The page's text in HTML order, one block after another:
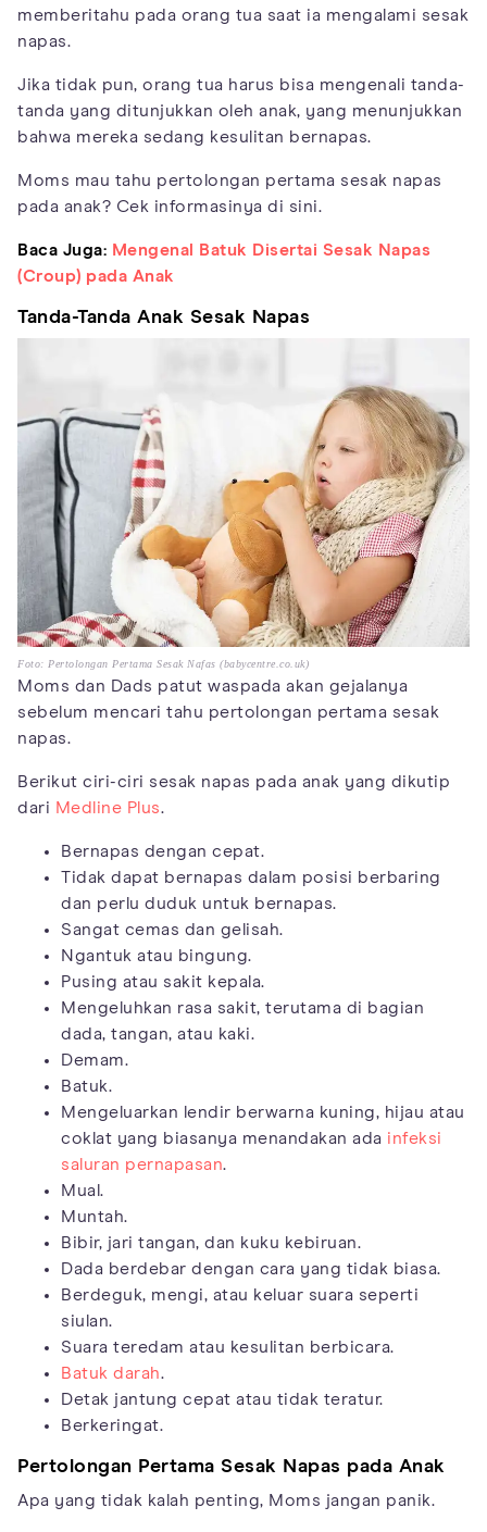
memberitahu pada orang tua saat ia mengalami sesak
napas.
Jika tidak pun, orang tua harus bisa mengenali tanda-
tanda yang ditunjukkan oleh anak, yang menunjukkan
bahwa mereka sedang kesulitan bernapas.
Moms mau tahu pertolongan pertama sesak napas
pada anak? Cek informasinya di sini.
Baca Juga: Mengenal Batuk Disertai Sesak Napas
(Croup) pada Anak
Tanda-Tanda Anak Sesak Napas
Foto: Pertolongan Pertama Sesak Nafas (babycentre.co.uk)
Moms dan Dads patut waspada akan gejalanya
sebelum mencari tahu pertolongan pertama sesak
napas.
Berikut ciri-ciri sesak napas pada anak yang dikutip
dari Medline Plus.
Bernapas dengan cepat.
Tidak dapat bernapas dalam posisi berbaring
dan perlu duduk untuk bernapas.
Sangat cemas dan gelisah.
Ngantuk atau bingung.
Pusing atau sakit kepala.
Mengeluhkan rasa sakit, terutama di bagian
dada, tangan, atau kaki.
Demam.
Batuk.
Mengeluarkan lendir berwarna kuning, hijau atau
coklat yang biasanya menandakan ada infeksi
saluran pernapasan.
Mual.
Muntah.
Bibir, jari tangan, dan kuku kebiruan.
Dada berdebar dengan cara yang tidak biasa.
Berdeguk, mengi, atau keluar suara seperti
siulan.
Suara teredam atau kesulitan berbicara.
Batuk darah.
Detak jantung cepat atau tidak teratur.
Berkeringat.
Pertolongan Pertama Sesak Napas pada Anak
Apa yang tidak kalah penting, Moms jangan panik.